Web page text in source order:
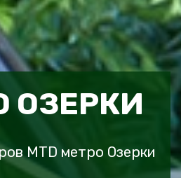
ОЗЕРКИ
MTD метро Озерки